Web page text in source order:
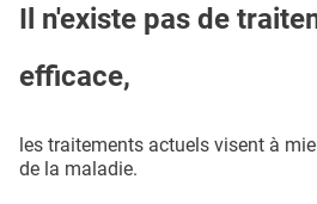
Il n'existe pas de
efficace,
les traitements actuels visent à
de la maladie.